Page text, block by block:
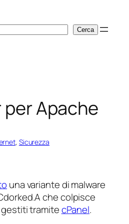
Cerca
Apache
, Sicurezza
una variante di malware
che colpisce
tramitecPanel.